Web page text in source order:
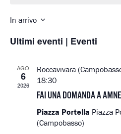
In arrivo
la
Ultimi eventi | Eventi
AGO
6
2026
Roccavivara
18:30
FAI UNA DOMANDA A
Piazza Portella Piazza
(Campobasso)